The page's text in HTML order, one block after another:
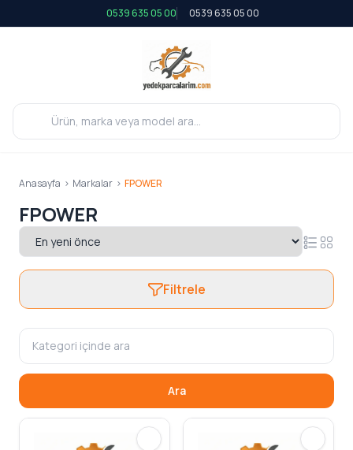
0539 635 05 00 0539 635 05 00
Anasayfa > Markalar > FPOWER
FPOWER
Filtrele
Ara